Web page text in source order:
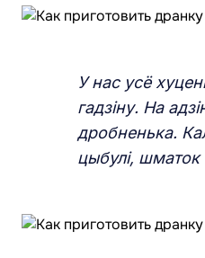
У нас усё
гадзіну. На
дробненька.
цыбулі, шматок